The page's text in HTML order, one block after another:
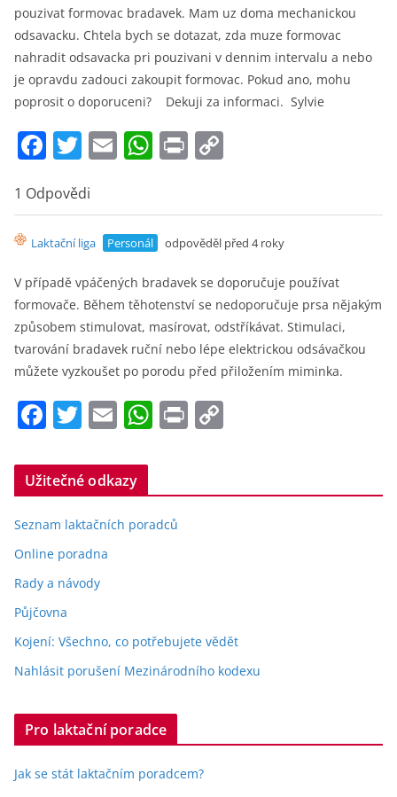
pouzivat formovac bradavek. Mam uz doma mechanickou
odsavacku. Chtela bych se dotazat, zda muze formovac
nahradit odsavacka pri pouzivani v dennim intervalu a nebo
je opravdu zadouci zakoupit formovac. Pokud ano, mohu
poprosit o doporuceni? Dekuji za informaci. Sylvie
F
c
e
b
o
o
k
T
itt
er
E
l
W
s
A
p
p
Pr
y
Li
n
k
1 Odpovědi
Laktační liga Personál odpověděl před 4 roky
V případě vpáčených bradavek se doporučuje používat
formovače. Během těhotenství se nedoporučuje prsa nějakým
způsobem stimulovat, masírovat, odstříkávat. Stimulaci,
tvarování bradavek ruční nebo lépe elektrickou odsávačkou
můžete vyzkoušet po porodu před přiložením miminka.
F
c
e
b
o
o
k
T
itt
er
E
ai
l
W
s
A
Pr
y
Užitečné odkazy
Seznam laktačních poradců
Online poradna
Rady a návody
Půjčovna
Kojení: Všechno, co potřebujete vědět
Nahlásit porušení Mezinárodního kodexu
Pro laktační poradce
Jak se stát laktačním poradcem?